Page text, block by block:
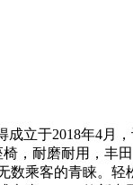
成立于2018年4月
，耐磨耐用，丰
乘客的青睐。